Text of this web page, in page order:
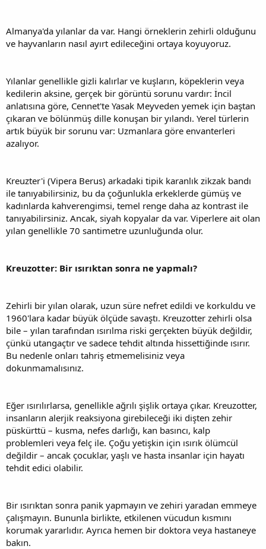
Almanya'da yılanlar da var. Hangi örneklerin zehirli olduğunu
ve hayvanların nasıl ayırt edileceğini ortaya koyuyoruz.
Yılanlar genellikle gizli kalırlar ve kuşların, köpeklerin veya
kedilerin aksine, gerçek bir görüntü sorunu vardır: İncil
anlatısına göre, Cennet'te Yasak Meyveden yemek için baştan
çıkaran ve bölünmüş dille konuşan bir yılandı. Yerel türlerin
artık büyük bir sorunu var: Uzmanlara göre envanterleri
azalıyor.
Kreuzter'i (Vipera Berus) arkadaki tipik karanlık zikzak bandı
ile tanıyabilirsiniz, bu da çoğunlukla erkeklerde gümüş ve
kadınlarda kahverengimsi, temel renge daha az kontrast ile
tanıyabilirsiniz. Ancak, siyah kopyalar da var. Viperlere ait olan
yılan genellikle 70 santimetre uzunluğunda olur.
Kreuzotter: Bir ısırıktan sonra ne yapmalı?
Zehirli bir yılan olarak, uzun süre nefret edildi ve korkuldu ve
1960'lara kadar büyük ölçüde savaştı. Kreuzotter zehirli olsa
bile – yılan tarafından ısırılma riski gerçekten büyük değildir,
çünkü utangaçtır ve sadece tehdit altında hissettiğinde ısırır.
Bu nedenle onları tahriş etmemelisiniz veya
dokunmamalısınız.
Eğer ısırılırlarsa, genellikle ağrılı şişlik ortaya çıkar. Kreuzotter,
insanların alerjik reaksiyona girebileceği iki dişten zehir
püskürttü – kusma, nefes darlığı, kan basıncı, kalp
problemleri veya felç ile. Çoğu yetişkin için ısırık ölümcül
değildir – ancak çocuklar, yaşlı ve hasta insanlar için hayatı
tehdit edici olabilir.
Bir ısırıktan sonra panik yapmayın ve zehiri yaradan emmeye
çalışmayın. Bununla birlikte, etkilenen vücudun kısmını
korumak yararlıdır. Ayrıca hemen bir doktora veya hastaneye
bakın.